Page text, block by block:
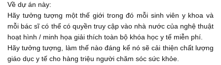
What Causes sinusitis?
...
00:43
98 percent of sinusitis occur due to viral infection, it can also
be caused by bacterial
Về dự án này:
Hãy tưởng tượng một thế giới trong đó mỗi sinh viên y khoa và
mỗi bác sĩ có thể có quyền truy cập vào nhà nước của nghệ thuật
hoạt hình / minh họa giải thích toàn bộ khóa học y tế miễn phí.
Hãy tưởng tượng, làm thế nào đáng kể nó sẽ cải thiện chất lượng
giáo dục y tế cho hàng triệu người chăm sóc sức khỏe.